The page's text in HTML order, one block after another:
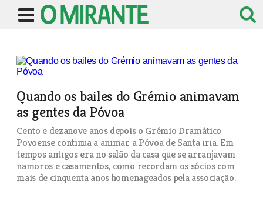
Quando os bailes do Grémio animavam
as gentes da Póvoa
Cento e dezanove anos depois o Grémio Dramático
Povoense continua a animar a Póvoa de Santa iria. Em
tempos antigos era no salão da casa que se arranjavam
namoros e casamentos, como recordam os sócios com
mais de cinquenta anos homenageados pela associação.